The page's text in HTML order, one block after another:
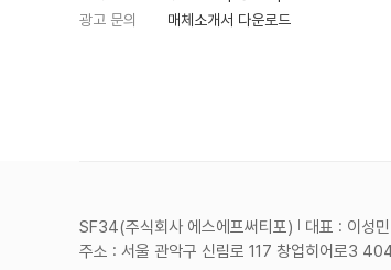
광고 문의
매체소개서 다운로드
SF34(주식회사 에스에프써티포) 대표 : 이성민
주소 : 서울 관악구 신림로 117 창업히어로3